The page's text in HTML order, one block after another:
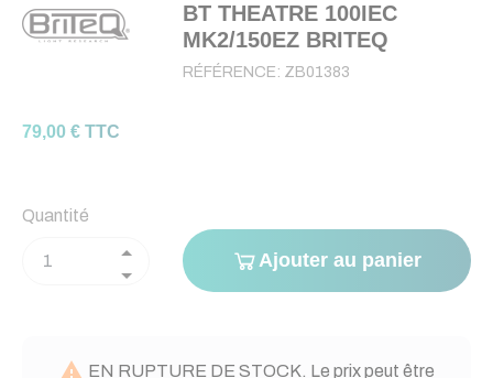
BT THEATRE 100IEC
MK2/150EZ BRITEQ
RÉFÉRENCE: ZB01383
79,00 € TTC
Quantité
Ajouter au panier
 EN RUPTURE DE STOCK. Le prix peut être